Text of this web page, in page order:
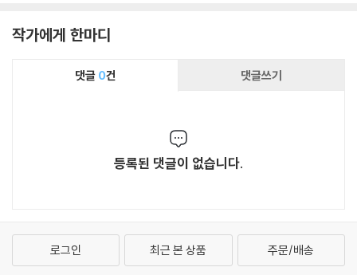
작가에게 한마디
댓글 0건 댓글쓰기
등록된 댓글이 없습니다.
로그인 최근 본 상품 주문/배송